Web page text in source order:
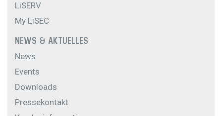
LiSERV
My LiSEC
NEWS & AKTUELLES
News
Events
Downloads
Pressekontakt